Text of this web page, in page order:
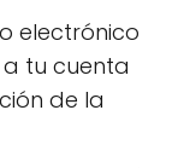
electrónico
tu cuenta
de la